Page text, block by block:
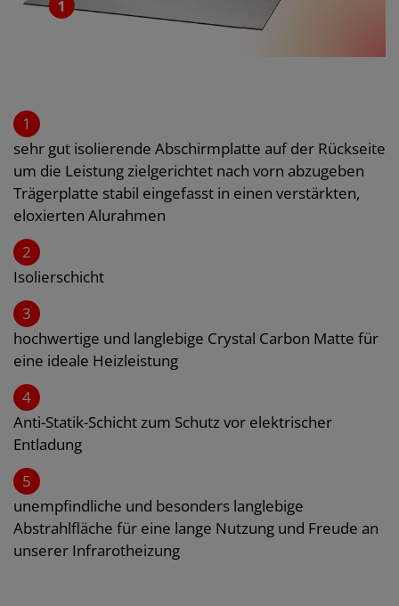
1
sehr gut isolierende Abschirmplatte auf der Rückseite
um die Leistung zielgerichtet nach vorn abzugeben
Trägerplatte stabil eingefasst in einen verstärkten,
eloxierten Alurahmen
2
Isolierschicht
3
hochwertige und langlebige Crystal Carbon Matte für
eine ideale Heizleistung
4
Anti-Statik-Schicht zum Schutz vor elektrischer
Entladung
5
unempfindliche und besonders langlebige
Abstrahlfläche für eine lange Nutzung und Freude an
unserer Infrarotheizung